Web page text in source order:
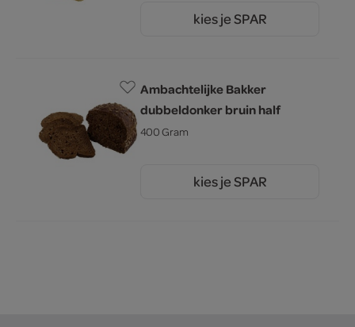
kies je SPAR
Ambachtelijke Bakker
dubbeldonker bruin half
400 Gram
kies je SPAR